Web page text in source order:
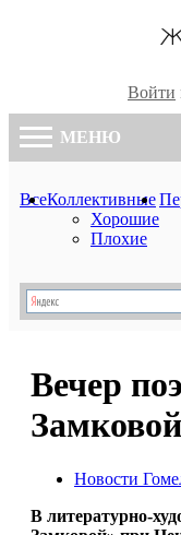
Войти
МЕНЮ
ВсеКоллективные
Хорошие
Плохие
Вечер
Замковой
Новости
В литературно-